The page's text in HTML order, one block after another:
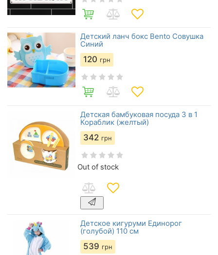
Детский ланч бокс Bento Совушка
Синий
120 грн
Детская бамбуковая посуда 3 в 1
Кораблик (желтый)
342 грн
Out of stock
Детское кигуруми Единорог
(голубой) 110 см
539 грн